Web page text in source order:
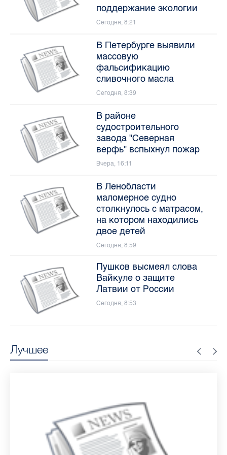
Лучшее
поддержание экологии
Сегодня, 8:21
В Петербурге выявили
массовую
фальсификацию
сливочного масла
Сегодня, 8:39
В районе
судостроительного
завода "Северная
верфь" вспыхнул пожар
Вчера, 16:11
В Ленобласти
маломерное судно
столкнулось с матрасом,
на котором находились
двое детей
Сегодня, 8:59
Пушков высмеял слова
Вайкуле о защите
Латвии от России
Сегодня, 8:53